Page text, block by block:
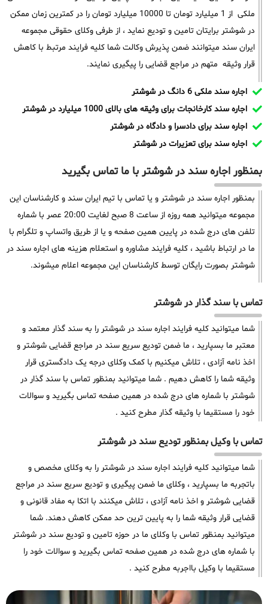
ملکی از 1 میلیارد تومان تا 10000 میلیارد تومان را در کمترین زمان ممکن
در شوشتر برایتان تامین و تودیع نماید ، از طرفی وکلای حقوقی مجموعه
ایران سند میتوانند ضمن پذیرش وکالت شما کلیه فرایند مرتبط با کاهش
قرار وثیقه متهم در مراجع قضایی را پیگیری نمایند.
اجاره سند ملکی 6 دانگ در شوشتر
اجاره سند کارخانجات برای وثیقه های بالای 1000 میلیارد در شوشتر
اجاره سند برای دادسرا و دادگاه در شوشتر
اجاره سند برای تعزیرات در شوشتر
بمنظور اجاره سند در شوشتر با ما تماس بگیرید
بمنظور اجاره سند در شوشتر و یا تماس با تیم ایران سند و کارشناسان این
مجموعه میتوانید همه روزه از ساعت 8 صبح لغایت 20:00 عصر با شماره
تلفن های درج شده در پایین همین صفحه و یا از طریق واتساپ و تلگرام با
ما در ارتباط باشید ، کلیه فرایند مشاوره و استعلام هزینه های اجاره سند در
شوشتر بصورت رایگان توسط کارشناسان این مجموعه اعلام میشوند.
تماس با سند گذار در شوشتر
شما میتوانید کلیه فرایند اجاره سند در شوشتر را به سند گذار معتمد و
معتبر ما بسپارید ، ما ضمن تودیع سریع سند در مراجع قضایی شوشتر و
اخذ نامه آزادی ، تلاش میکنیم با کمک وکلای درجه یک دادگستری قرار
وثیقه شما را کاهش دهیم . شما میتوانید بمنظور تماس با سند گذار در
شوشتر با شماره های درج شده در همین صفحه تماس بگیرید و سوالات
خود را مستقیما با وثیقه گذار مطرح کنید .
تماس با وکیل بمنظور تودیع سند در شوشتر
شما میتوانید کلیه فرایند اجاره سند در شوشتر را به وکلای مخصص و
باتجربه ما بسپارید ، وکلای ما ضمن پیگیری و تودیع سریع سند در مراجع
قضایی شوشتر و اخذ نامه آزادی ، تلاش میکنند با اتکا به مفاد قانونی و
قضایی قرار وثیقه شما را به پایین ترین حد ممکن کاهش دهند. شما
میتوانید بمنظور تماس با وکلای ما در حوزه تامین و تودیع سند در شوشتر
با شماره های درج شده در همین صفحه تماس بگیرید و سوالات خود را
مستقیما با وکیل بااجربه مطرح کنید .